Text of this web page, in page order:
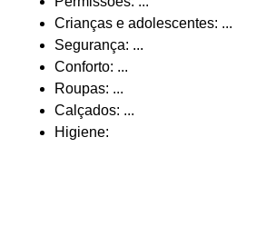
Crianças e adolescentes: ...
Segurança: ...
Conforto: ...
Roupas: ...
Calçados: ...
Higiene: